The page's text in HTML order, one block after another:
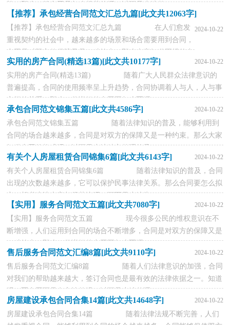
施。那么一般合同是怎么起草的呢？以下是小编整...
【推荐】承包经营合同范文汇总九篇[此文共12063字]
2024-10-22
【推荐】承包经营合同范文汇总九篇 在人们愈发
重视契约的社会中，越来越多的场景和场合需要用到合同，
合同是对双方的保障又是一种约束。那么大家知道正规的合
同...
实用的房产合同(精选13篇)[此文共10177字] 2024-10-22
实用的房产合同(精选13篇) 随着广大人民群众法律意识的
普遍提高，合同的使用频率呈上升趋势，合同协调着人与人，人与事
之间的关系。那么一份详细的合同要怎么写呢...
承包合同范文锦集五篇[此文共4586字] 2024-10-22
承包合同范文锦集五篇 随着法律知识的普及，能够利用到
合同的场合越来越多，合同是对双方的保障又是一种约束。那么大家
知道合同的格式吗？以下是小编精心整理的承...
有关个人房屋租赁合同锦集6篇[此文共6143字] 2024-10-22
有关个人房屋租赁合同锦集6篇 随着法律知识的普及，合同
出现的次数越来越多，它可以保护民事法律关系。那么合同要怎么拟
定？想必这让大家都很苦恼吧，下面是小编为...
【实用】服务合同范文五篇[此文共7080字] 2024-10-22
【实用】服务合同范文五篇 现今很多公民的维权意识在不
断增强，人们运用到合同的场合不断增多，合同是对双方的保障又是
一种约束。那么一份详细的合同要怎么写呢...
售后服务合同范文汇编8篇[此文共9110字] 2024-10-22
售后服务合同范文汇编8篇 随着人们法律意识的加强，合同
对我们的帮助越来越大，签订合同也是最有效的法律依据之一。知道
吗，写合同可是有方法的哦，以下是小编整理...
房屋建设承包合同合集14篇[此文共14648字] 2024-10-22
房屋建设承包合同合集14篇 随着法律法规不断完善，人们